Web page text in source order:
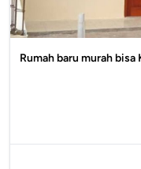
Rumah baru murah bisa